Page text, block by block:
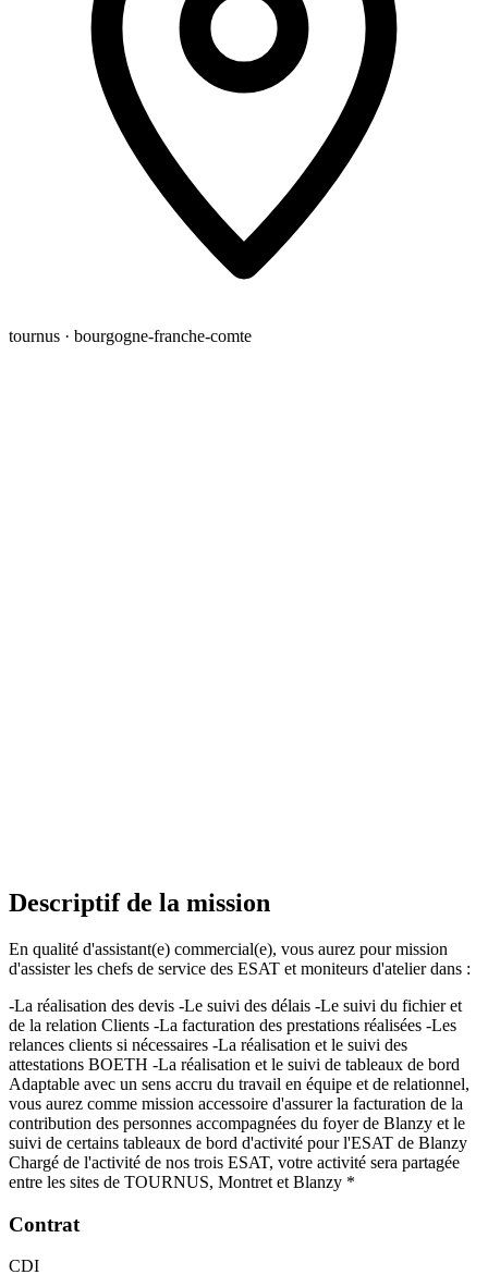
tournus · bourgogne-franche-comte
Descriptif de la mission
En qualité d'assistant(e) commercial(e), vous aurez pour mission
d'assister les chefs de service des ESAT et moniteurs d'atelier dans :
-La réalisation des devis -Le suivi des délais -Le suivi du fichier et
de la relation Clients -La facturation des prestations réalisées -Les
relances clients si nécessaires -La réalisation et le suivi des
attestations BOETH -La réalisation et le suivi de tableaux de bord
Adaptable avec un sens accru du travail en équipe et de relationnel,
vous aurez comme mission accessoire d'assurer la facturation de la
contribution des personnes accompagnées du foyer de Blanzy et le
suivi de certains tableaux de bord d'activité pour l'ESAT de Blanzy
Chargé de l'activité de nos trois ESAT, votre activité sera partagée
entre les sites de TOURNUS, Montret et Blanzy *
Contrat
CDI